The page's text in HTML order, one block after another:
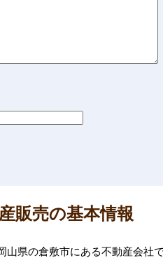
販売の基本情報
山県の倉敷市にある不動産会社